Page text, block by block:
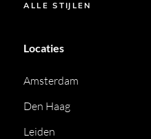
ALLE STIJLEN
Locaties
Amsterdam
Den Haag
Leiden